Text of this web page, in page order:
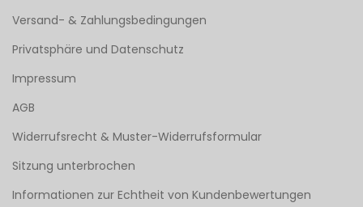
Versand- & Zahlungsbedingungen
Privatsphäre und Datenschutz
Impressum
AGB
Widerrufsrecht & Muster-Widerrufsformular
Sitzung unterbrochen
Informationen zur Echtheit von Kundenbewertungen